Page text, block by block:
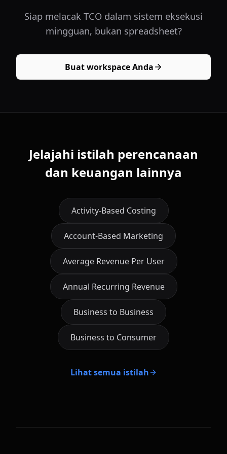
Siap melacak TCO dalam sistem eksekusi
mingguan, bukan spreadsheet?
Buat workspace Anda
Jelajahi istilah perencanaan
dan keuangan lainnya
Activity-Based Costing
Account-Based Marketing
Average Revenue Per User
Annual Recurring Revenue
Business to Business
Business to Consumer
Lihat semua istilah